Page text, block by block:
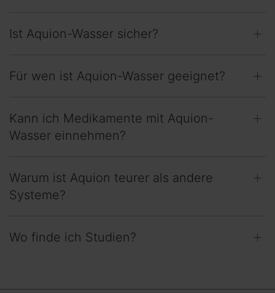
Ist Aquion-Wasser sicher?
Für wen ist Aquion-Wasser geeignet?
Kann ich Medikamente mit Aquion-
Wasser einnehmen?
Warum ist Aquion teurer als andere
Systeme?
Wo finde ich Studien?